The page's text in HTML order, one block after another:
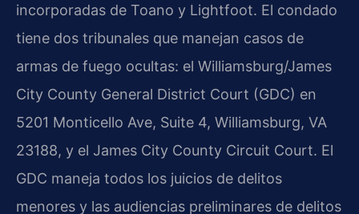
incorporadas de Toano y Lightfoot. El condado
tiene dos tribunales que manejan casos de
armas de fuego ocultas: el Williamsburg/James
City County General District Court (GDC) en
5201 Monticello Ave, Suite 4, Williamsburg, VA
23188, y el James City County Circuit Court. El
GDC maneja todos los juicios de delitos
menores y las audiencias preliminares de delitos